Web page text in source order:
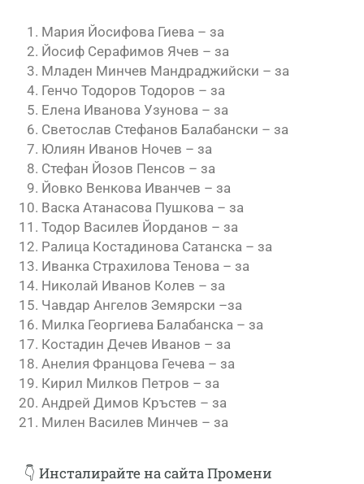
Мария Йосифова Гиева – за
Йосиф Серафимов Ячев – за
Младен Минчев Мандраджийски – за
Генчо Тодоров Тодоров – за
Елена Иванова Узунова – за
Светослав Стефанов Балабански – за
Юлиян Иванов Ночев – за
Стефан Йозов Пенсов – за
Йовко Венкова Иванчев – за
Васка Атанасова Пушкова – за
Тодор Василев Йорданов – за
Ралица Костадинова Сатанска – за
Иванка Страхилова Тенова – за
Николай Иванов Колев – за
Чавдар Ангелов Земярски –за
Милка Георгиева Балабанска – за
Костадин Дечев Иванов – за
Анелия Францова Гечева – за
Кирил Милков Петров – за
Андрей Димов Кръстев – за
Милен Василев Минчев – за
👇 Инсталирайтена сайта Промени